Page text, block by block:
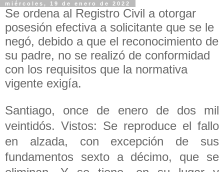
miércoles, 19 de enero de 2022
Se ordena al Registro Civil a otorgar
posesión efectiva a solicitante que se le
negó, debido a que el reconocimiento de
su padre, no se realizó de conformidad
con los requisitos que la normativa
vigente exigía.
Santiago, once de enero de dos mil
veintidós. Vistos: Se reproduce el fallo
en alzada, con excepción de sus
fundamentos sexto a décimo, que se